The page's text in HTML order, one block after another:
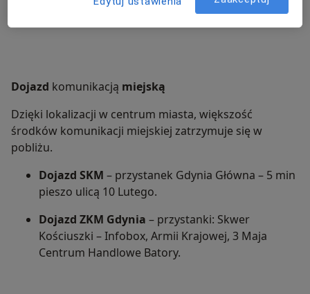
Medycyna pracy z własnym punktem pobrań –
Dojazd komunikacją miejską
Dzięki lokalizacji w centrum miasta, większość
środków komunikacji miejskiej zatrzymuje się w
pobliżu.
Dojazd SKM – przystanek Gdynia Główna – 5 min
pieszo ulicą 10 Lutego.
Dojazd ZKM Gdynia – przystanki: Skwer
Kościuszki – Infobox, Armii Krajowej, 3 Maja
Centrum Handlowe Batory.